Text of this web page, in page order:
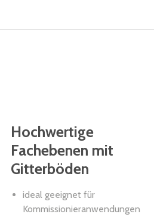
Hochwertige
Fachebenen mit
Gitterböden
ideal geeignet für
Kommissionieranwendungen